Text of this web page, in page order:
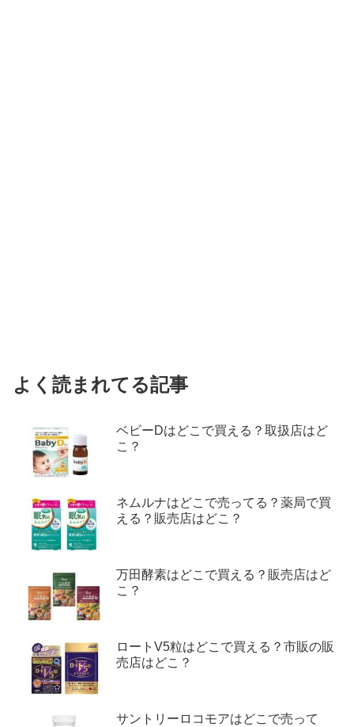
よく読まれてる記事
ベビーDはどこで買える？取扱店はど
こ？
ネムルナはどこで売ってる？薬局で買
える？販売店はどこ？
万田酵素はどこで買える？販売店はど
こ？
ロートV5粒はどこで買える？市販の販
売店はどこ？
サントリーロコモアはどこで売って